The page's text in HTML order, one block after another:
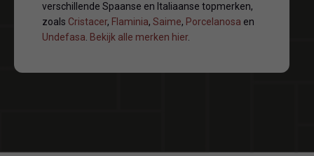
verschillende Spaanse en Italiaanse topmerken,
zoals Cristacer, Flaminia, Saime, Porcelanosa en
Undefasa. Bekijk alle merken hier.